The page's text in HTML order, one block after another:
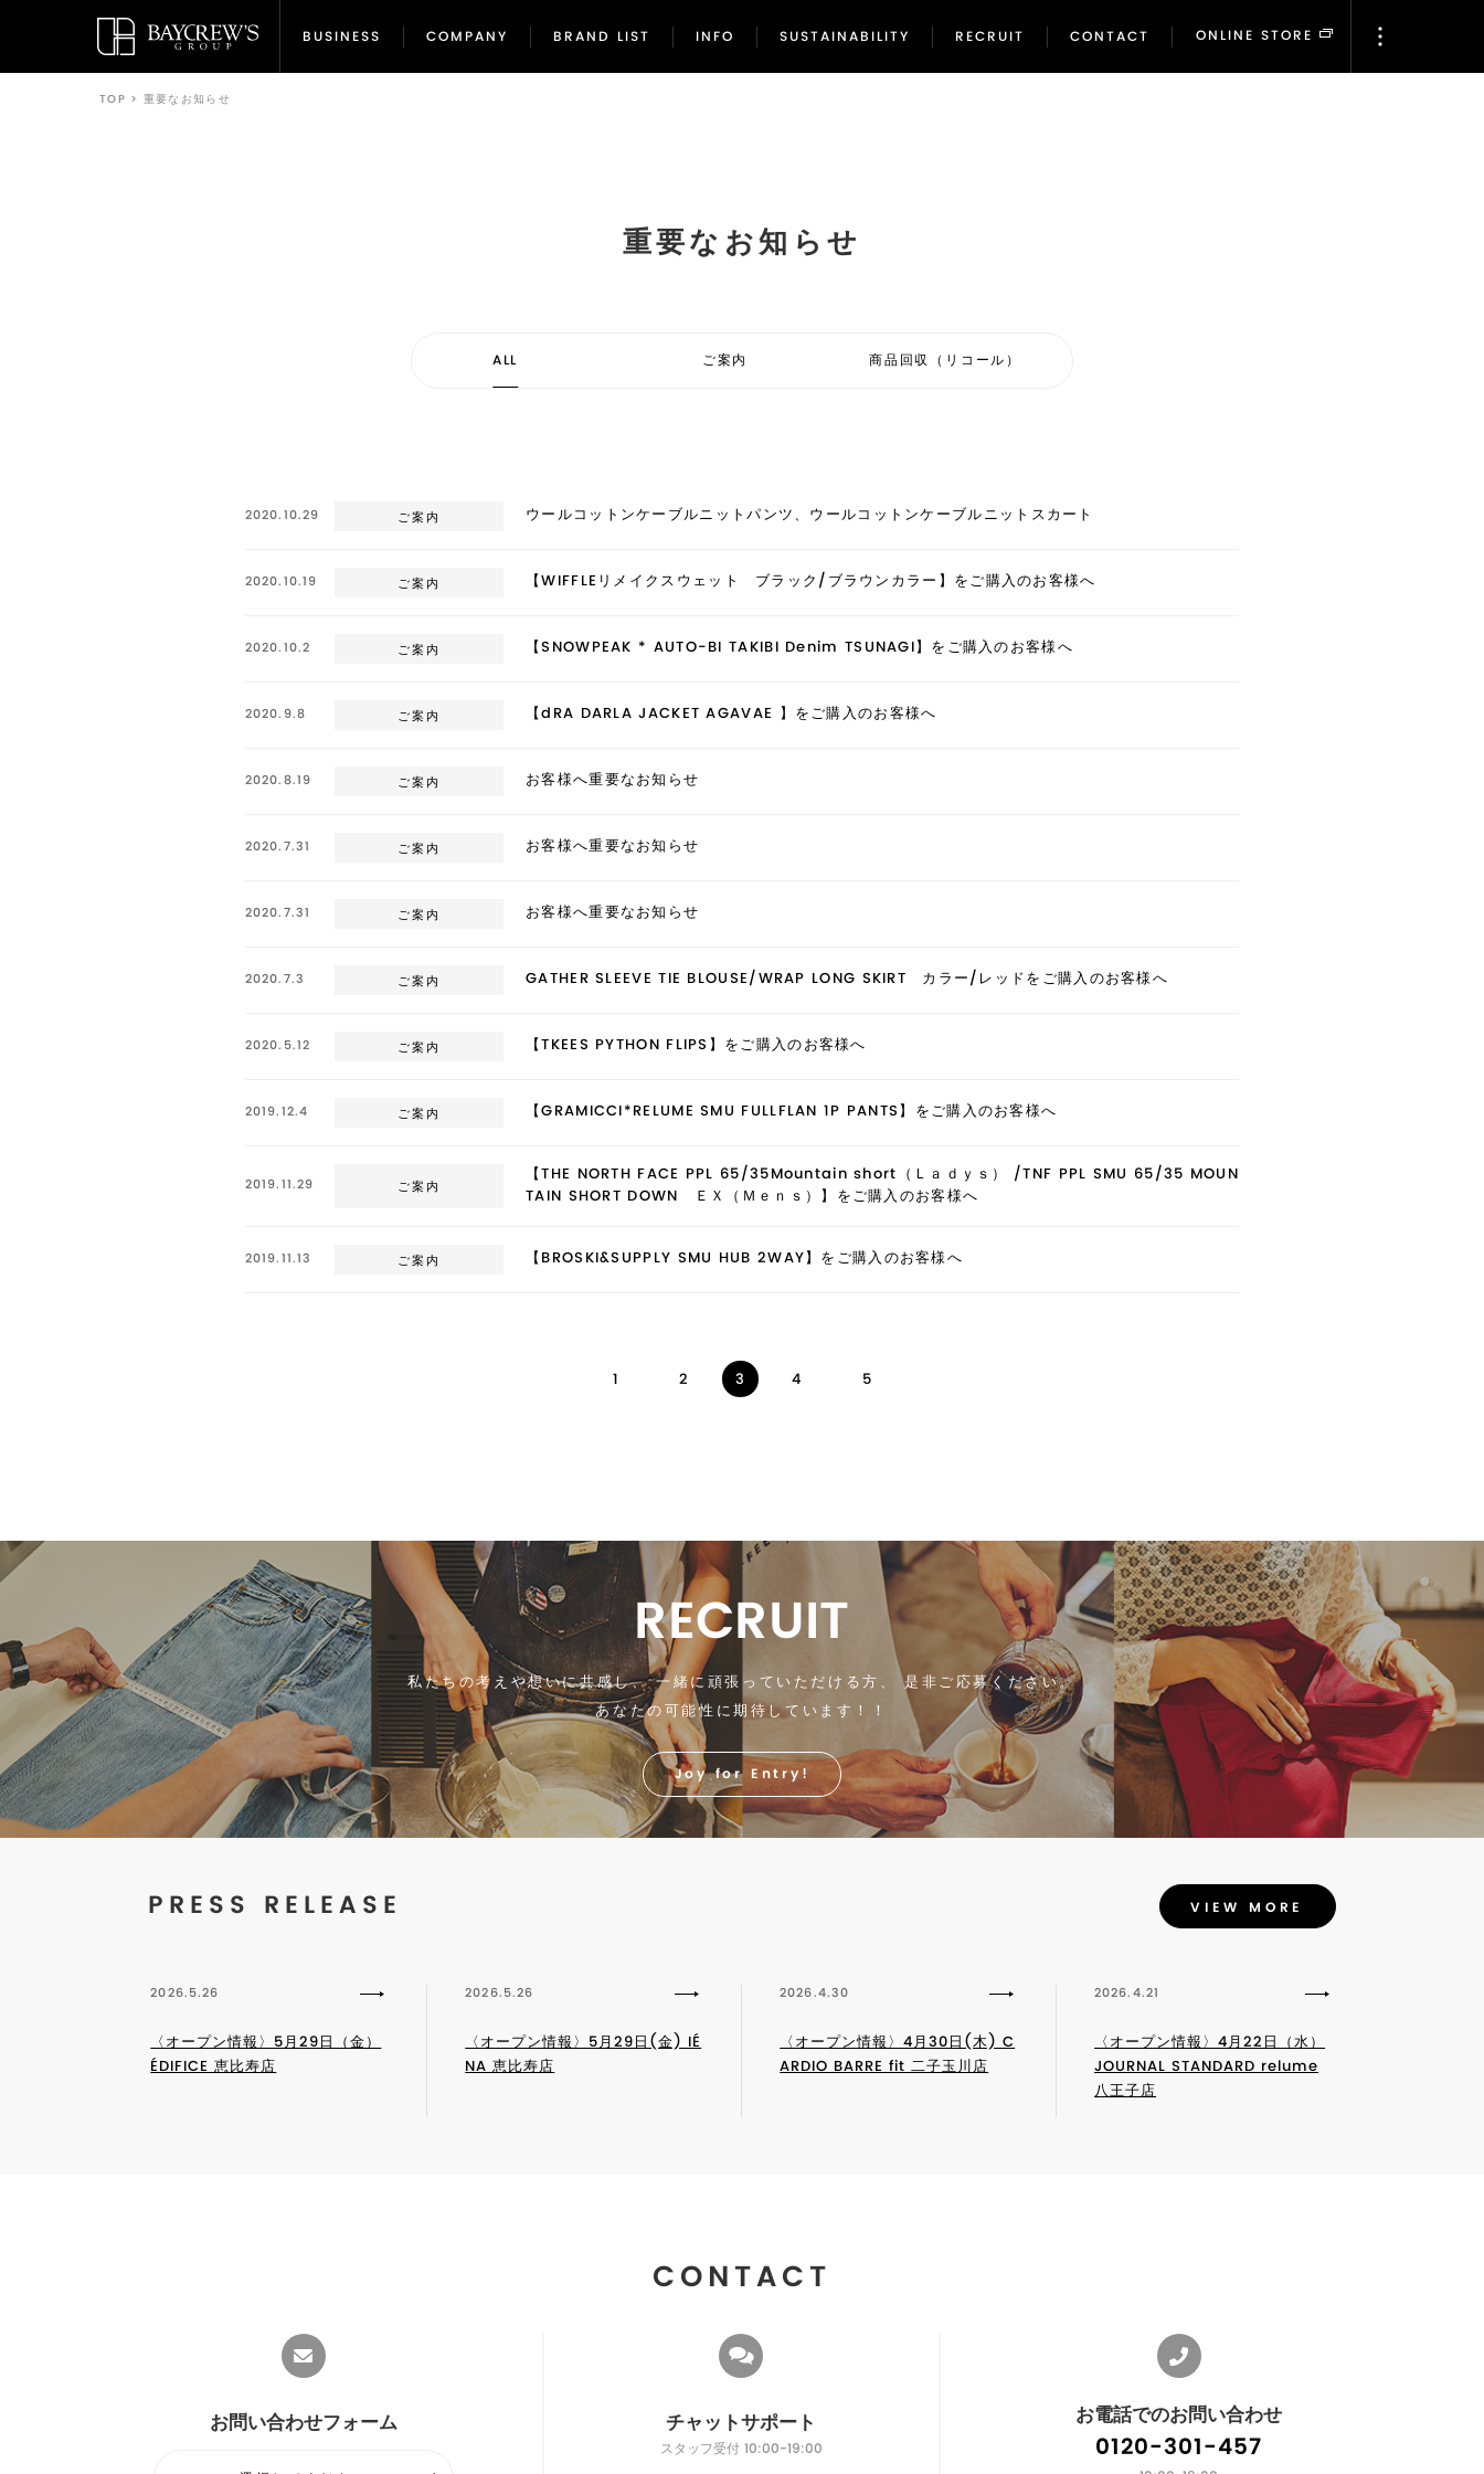
BUSINESS COMPANY BRAND LIST INFO SUSTAINABILITY RECRUIT CONTACT ONLINE STORE
BUSINESS COMPANY BRAND LIST INFO SUSTAINABILITY RECRUIT CONTACT ONLINE STORE
TOP > 重要なお知らせ
重要なお知らせ
ALL ご案内 商品回収（リコール）
2020.10.29 ご案内 ウールコットンケーブルニットパンツ、ウールコットンケーブルニットスカート
2020.10.19 ご案内 【WIFFLEリメイクスウェット ブラック/ブラウンカラー】をご購入のお客様へ
2020.10.2 ご案内 【SNOWPEAK * AUTO-BI TAKIBI Denim TSUNAGI】をご購入のお客様へ
2020.9.8 ご案内 【dRA DARLA JACKET AGAVAE 】をご購入のお客様へ
2020.8.19 ご案内 お客様へ重要なお知らせ
2020.7.31 ご案内 お客様へ重要なお知らせ
2020.7.31 ご案内 お客様へ重要なお知らせ
2020.7.3 ご案内 GATHER SLEEVE TIE BLOUSE/WRAP LONG SKIRT カラー/レッドをご購入のお客様へ
2020.5.12 ご案内 【TKEES PYTHON FLIPS】をご購入のお客様へ
2019.12.4 ご案内 【GRAMICCI*RELUME SMU FULLFLAN 1P PANTS】をご購入のお客様へ
2019.11.29 ご案内
【THE NORTH FACE PPL 65/35Mountain short（Ｌａｄｙｓ） /TNF PPL SMU 65/35 MOUN
TAIN SHORT DOWN ＥＸ（Ｍｅｎｓ）】をご購入のお客様へ
2019.11.13 ご案内 【BROSKI&SUPPLY SMU HUB 2WAY】をご購入のお客様へ
1 2 3 4 5
RECRUIT
私たちの考えや想いに共感し、一緒に頑張っていただける方、
是非ご応募ください。
あなたの可能性に期待しています！！
Joy for Entry!
PRESS RELEASE
2026.5.26
〈オープン情報〉5月29日（金）
ÉDIFICE 恵比寿店
2026.5.26
〈オープン情報〉5月29日(金) IÉ
NA 恵比寿店
2026.4.30
〈オープン情報〉4月30日(木) C
ARDIO BARRE fit 二子玉川店
2026.4.21
〈オープン情報〉4月22日（水）
JOURNAL STANDARD relume
八王子店
VIEW MORE
CONTACT
お問い合わせフォーム チャットサポート
スタッフ受付 10:00-19:00
お電話でのお問い合わせ
0120-301-457